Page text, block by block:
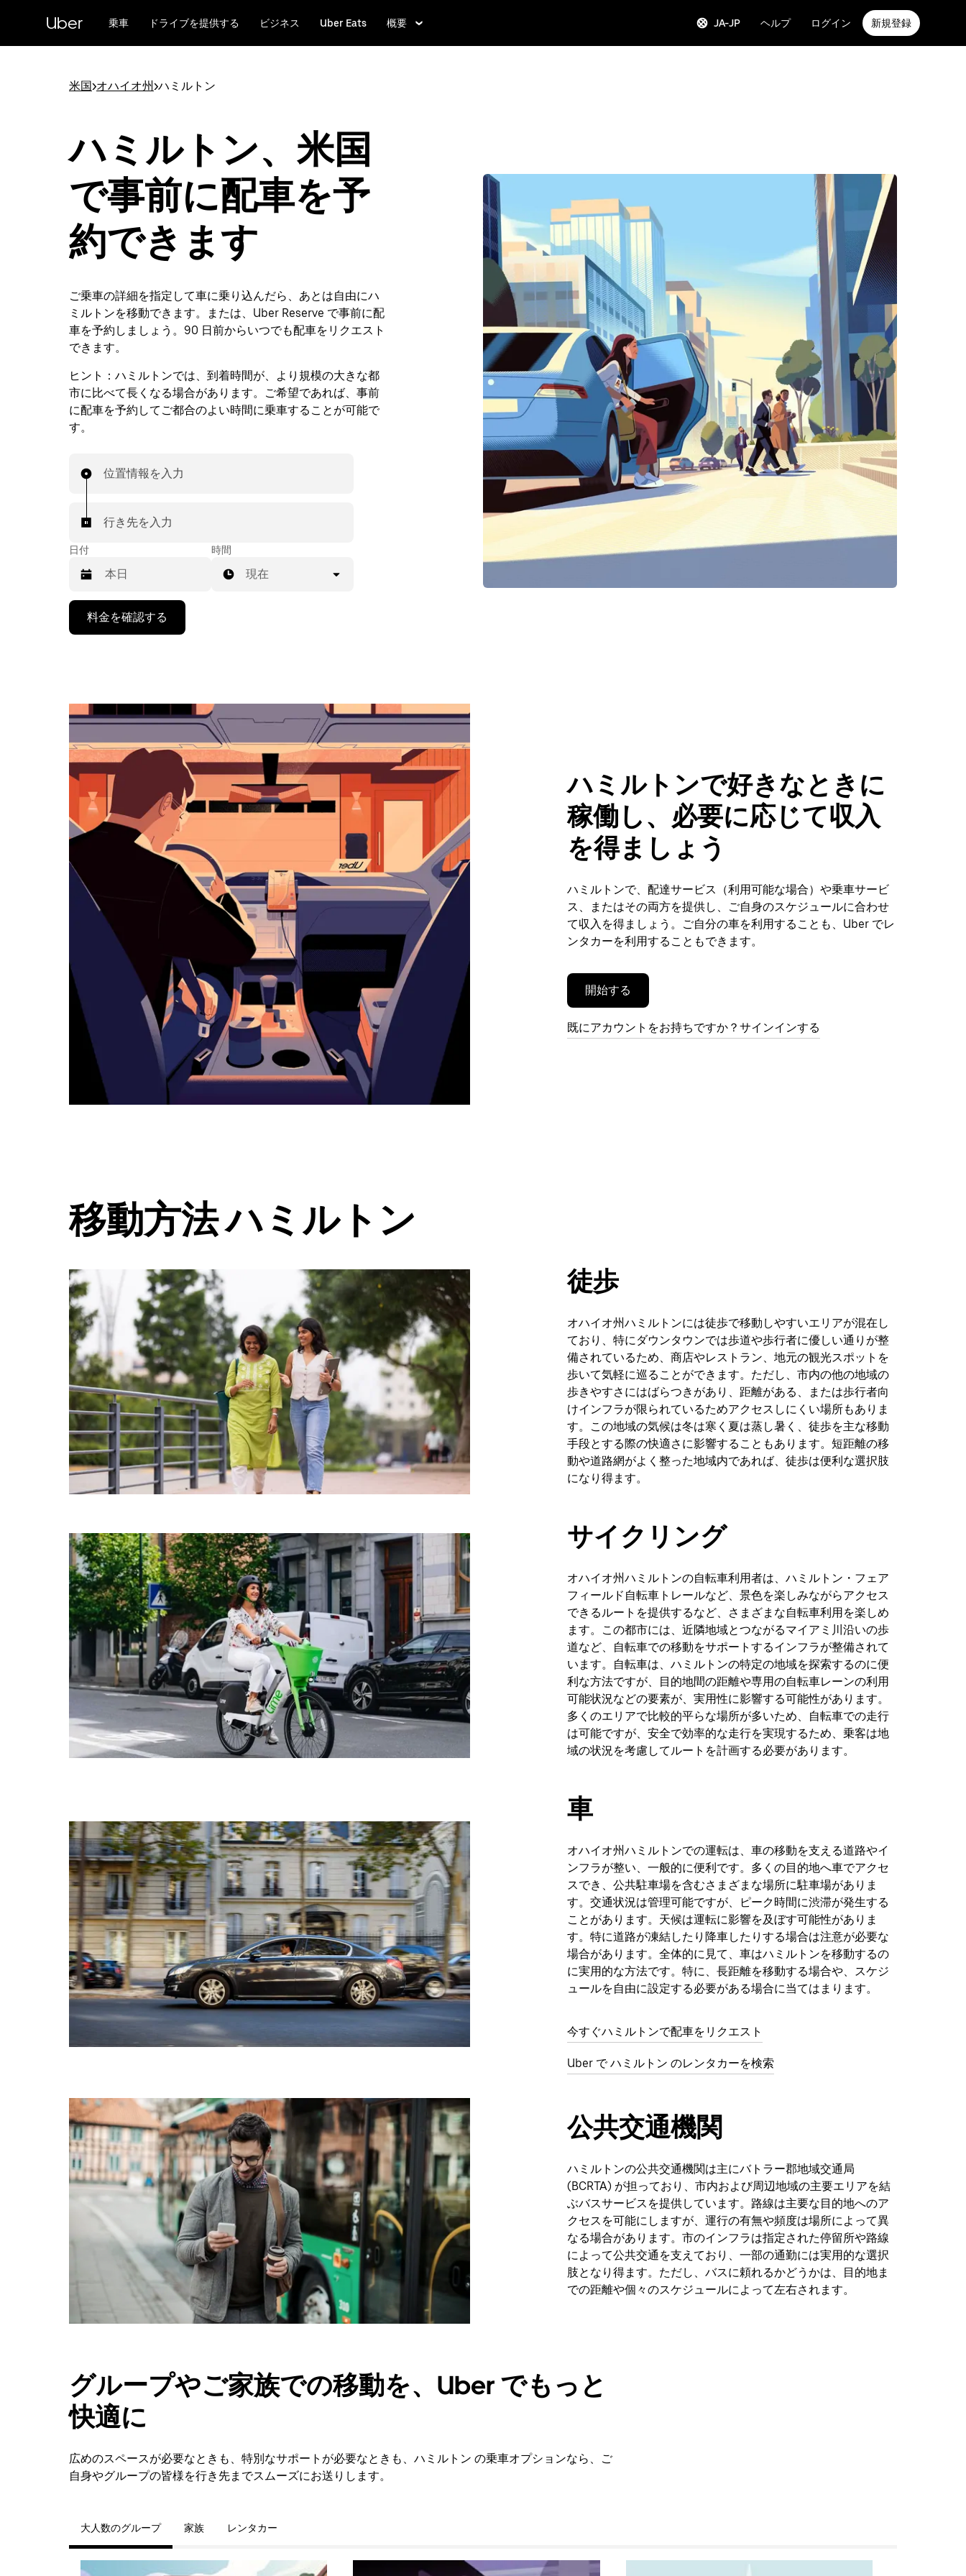
Uber 乗車 ドライブを提供する ビジネス Uber Eats 概要 JA-JP ヘルプ ログイン 新規登録
米国>オハイオ州>ハミルトン
ハミルトン、米国
で事前に配車を予
約できます
ご乗車の詳細を指定して車に乗り込んだら、あとは自由にハ
ミルトンを移動できます。または、Uber Reserve で事前に配
車を予約しましょう。90 日前からいつでも配車をリクエスト
できます。
ヒント： ハミルトンでは、到着時間が、より規模の大きな都
市に比べて長くなる場合があります。ご希望であれば、事前
に配車を予約してご都合のよい時間に乗車することが可能で
す。
位置情報を入力
行き先を入力
日付
レ
ダ
ー
を
し、
日
を
選
ボ
タ
ン
を
時間
現在
料金を確認する
ハミルトンで好きなときに
稼働し、必要に応じて収入
を得ましょう
ハミルトンで、配達サービス（利用可能な場合）や乗車サービ
ス、またはその両方を提供し、ご自身のスケジュールに合わせ
て収入を得ましょう。ご自分の車を利用することも、Uber でレ
ンタカーを利用することもできます。
開始する
既にアカウントをお持ちですか？サインインする
移動方法 ハミルトン
徒歩
オハイオ州ハミルトンには徒歩で移動しやすいエリアが混在し
ており、特にダウンタウンでは歩道や歩行者に優しい通りが整
備されているため、商店やレストラン、地元の観光スポットを
歩いて気軽に巡ることができます。ただし、市内の他の地域の
歩きやすさにはばらつきがあり、距離がある、または歩行者向
けインフラが限られているためアクセスしにくい場所もありま
す。この地域の気候は冬は寒く夏は蒸し暑く、徒歩を主な移動
手段とする際の快適さに影響することもあります。短距離の移
動や道路網がよく整った地域内であれば、徒歩は便利な選択肢
になり得ます。
サイクリング
オハイオ州ハミルトンの自転車利用者は、ハミルトン・フェア
フィールド自転車トレールなど、景色を楽しみながらアクセス
できるルートを提供するなど、さまざまな自転車利用を楽しめ
ます。この都市には、近隣地域とつながるマイアミ川沿いの歩
道など、自転車での移動をサポートするインフラが整備されて
います。自転車は、ハミルトンの特定の地域を探索するのに便
利な方法ですが、目的地間の距離や専用の自転車レーンの利用
可能状況などの要素が、実用性に影響する可能性があります。
多くのエリアで比較的平らな場所が多いため、自転車での走行
は可能ですが、安全で効率的な走行を実現するため、乗客は地
域の状況を考慮してルートを計画する必要があります。
車
オハイオ州ハミルトンでの運転は、車の移動を支える道路やイ
ンフラが整い、一般的に便利です。多くの目的地へ車でアクセ
スでき、公共駐車場を含むさまざまな場所に駐車場がありま
す。交通状況は管理可能ですが、ピーク時間に渋滞が発生する
ことがあります。天候は運転に影響を及ぼす可能性がありま
す。特に道路が凍結したり降車したりする場合は注意が必要な
場合があります。全体的に見て、車はハミルトンを移動するの
に実用的な方法です。特に、長距離を移動する場合や、スケジ
ュールを自由に設定する必要がある場合に当てはまります。
今すぐハミルトンで配車をリクエスト
Uber で ハミルトン のレンタカーを検索
公共交通機関
ハミルトンの公共交通機関は主にバトラー郡地域交通局
(BCRTA) が担っており、市内および周辺地域の主要エリアを結
ぶバスサービスを提供しています。路線は主要な目的地へのア
クセスを可能にしますが、運行の有無や頻度は場所によって異
なる場合があります。市のインフラは指定された停留所や路線
によって公共交通を支えており、一部の通勤には実用的な選択
肢となり得ます。ただし、バスに頼れるかどうかは、目的地ま
での距離や個々のスケジュールによって左右されます。
グループやご家族での移動を、Uber でもっと
快適に
広めのスペースが必要なときも、特別なサポートが必要なときも、ハミルトン の乗車オプションなら、ご
自身やグループの皆様を行き先までスムーズにお送りします。
大人数のグループ 家族 レンタカー